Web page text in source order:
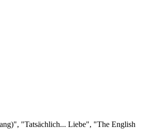
"Tatsächlich... Liebe", "The English